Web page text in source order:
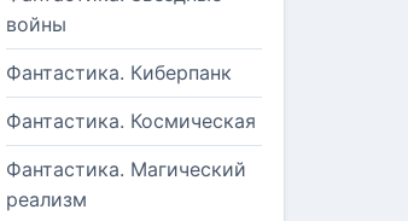
войны
Фантастика. Киберпанк
Фантастика. Космическая
Фантастика. Магический
реализм